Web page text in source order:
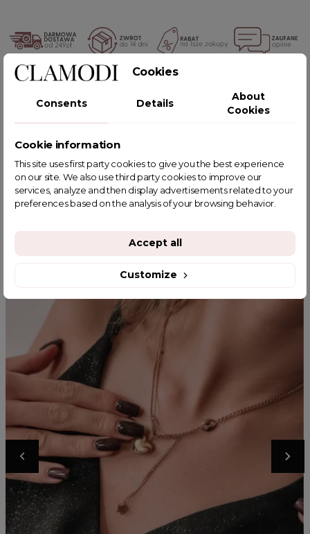
POWIĄZANE TAGI
YOU MIGHT ALSO LIKE
Cookies
Consents Details
About
Cookies
Cookie information
This site uses first party cookies to give you the best experience
on our site. We also use third party cookies to improve our
services, analyze and then display advertisements related to your
preferences based on the analysis of your browsing behavior.
Customize
Accept all